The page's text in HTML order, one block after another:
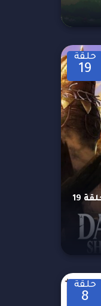
حلقة
19
انمي Yomi no Tsugai الحلقة 19
حلقة
8